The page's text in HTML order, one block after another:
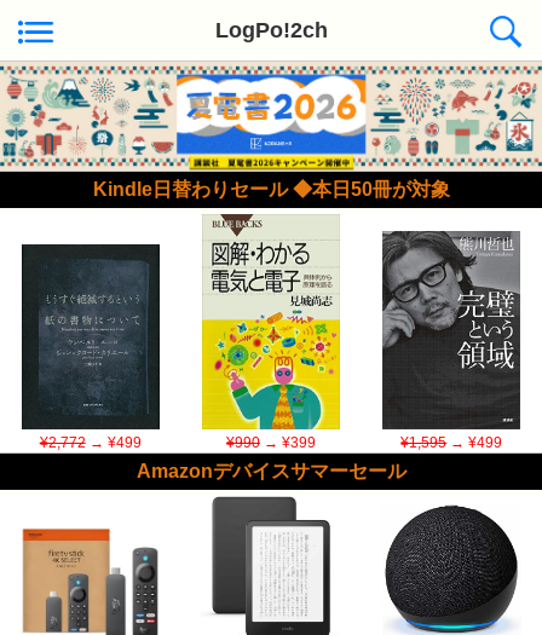
LogPo!2ch
Kindle日替わりセール ◆本日50冊が対象
¥2,772→ ¥499 ¥990→ ¥399 ¥1,595→ ¥499
Amazonデバイスサマーセール